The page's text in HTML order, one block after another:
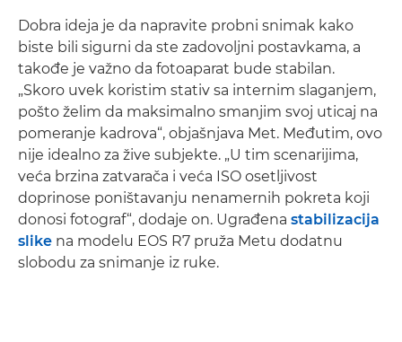
Dobra ideja je da napravite probni snimak kako
biste bili sigurni da ste zadovoljni postavkama, a
takođe je važno da fotoaparat bude stabilan.
„Skoro uvek koristim stativ sa internim slaganjem,
pošto želim da maksimalno smanjim svoj uticaj na
pomeranje kadrova“, objašnjava Met. Međutim, ovo
nije idealno za žive subjekte. „U tim scenarijima,
veća brzina zatvarača i veća ISO osetljivost
doprinose poništavanju nenamernih pokreta koji
donosi fotograf“, dodaje on. Ugrađena stabilizacija
slike na modelu EOS R7 pruža Metu dodatnu
slobodu za snimanje iz ruke.